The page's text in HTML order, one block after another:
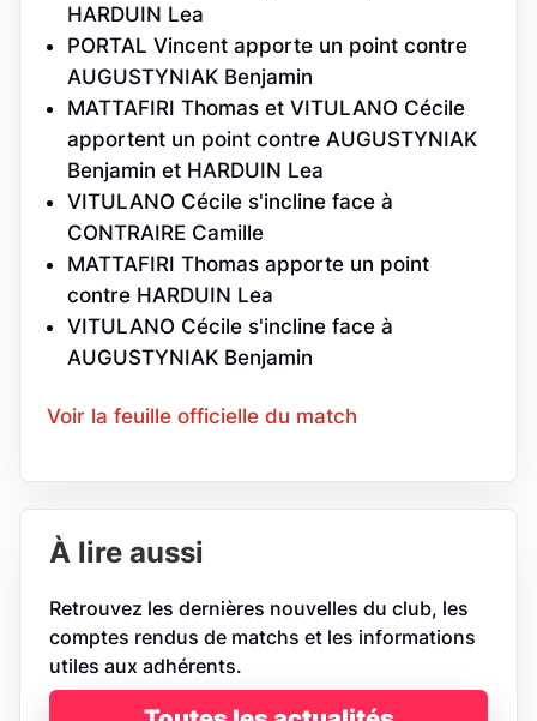
HARDUIN Lea
PORTAL Vincent apporte un point contre
AUGUSTYNIAK Benjamin
MATTAFIRI Thomas et VITULANO Cécile
apportent un point contre AUGUSTYNIAK
Benjamin et HARDUIN Lea
VITULANO Cécile s'incline face à
CONTRAIRE Camille
MATTAFIRI Thomas apporte un point
contre HARDUIN Lea
VITULANO Cécile s'incline face à
AUGUSTYNIAK Benjamin
Voir la feuille officielle du match
À lire aussi
Retrouvez les dernières nouvelles du club, les
comptes rendus de matchs et les informations
utiles aux adhérents.